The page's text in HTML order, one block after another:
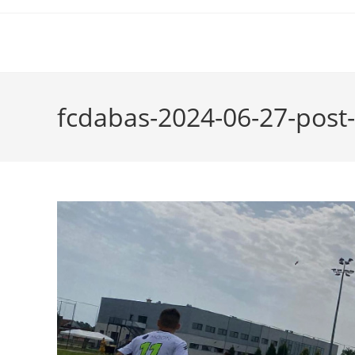
fcdabas-2024-06-27-